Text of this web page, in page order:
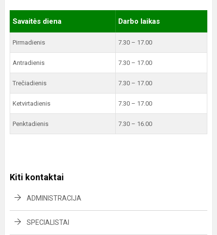
Savaitės diena Darbo laikas
Pirmadienis 7.30 – 17.00
Antradienis 7.30 – 17.00
Trečiadienis 7.30 – 17.00
Ketvirtadienis 7.30 – 17.00
Penktadienis 7.30 – 16.00
Kiti kontaktai
ADMINISTRACIJA
SPECIALISTAI